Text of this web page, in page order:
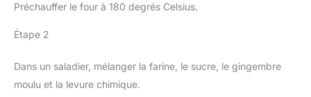
Préchauffer le four à 180 degrés Celsius.
Étape 2
Dans un saladier, mélanger la farine, le sucre, le gingembre
moulu et la levure chimique.